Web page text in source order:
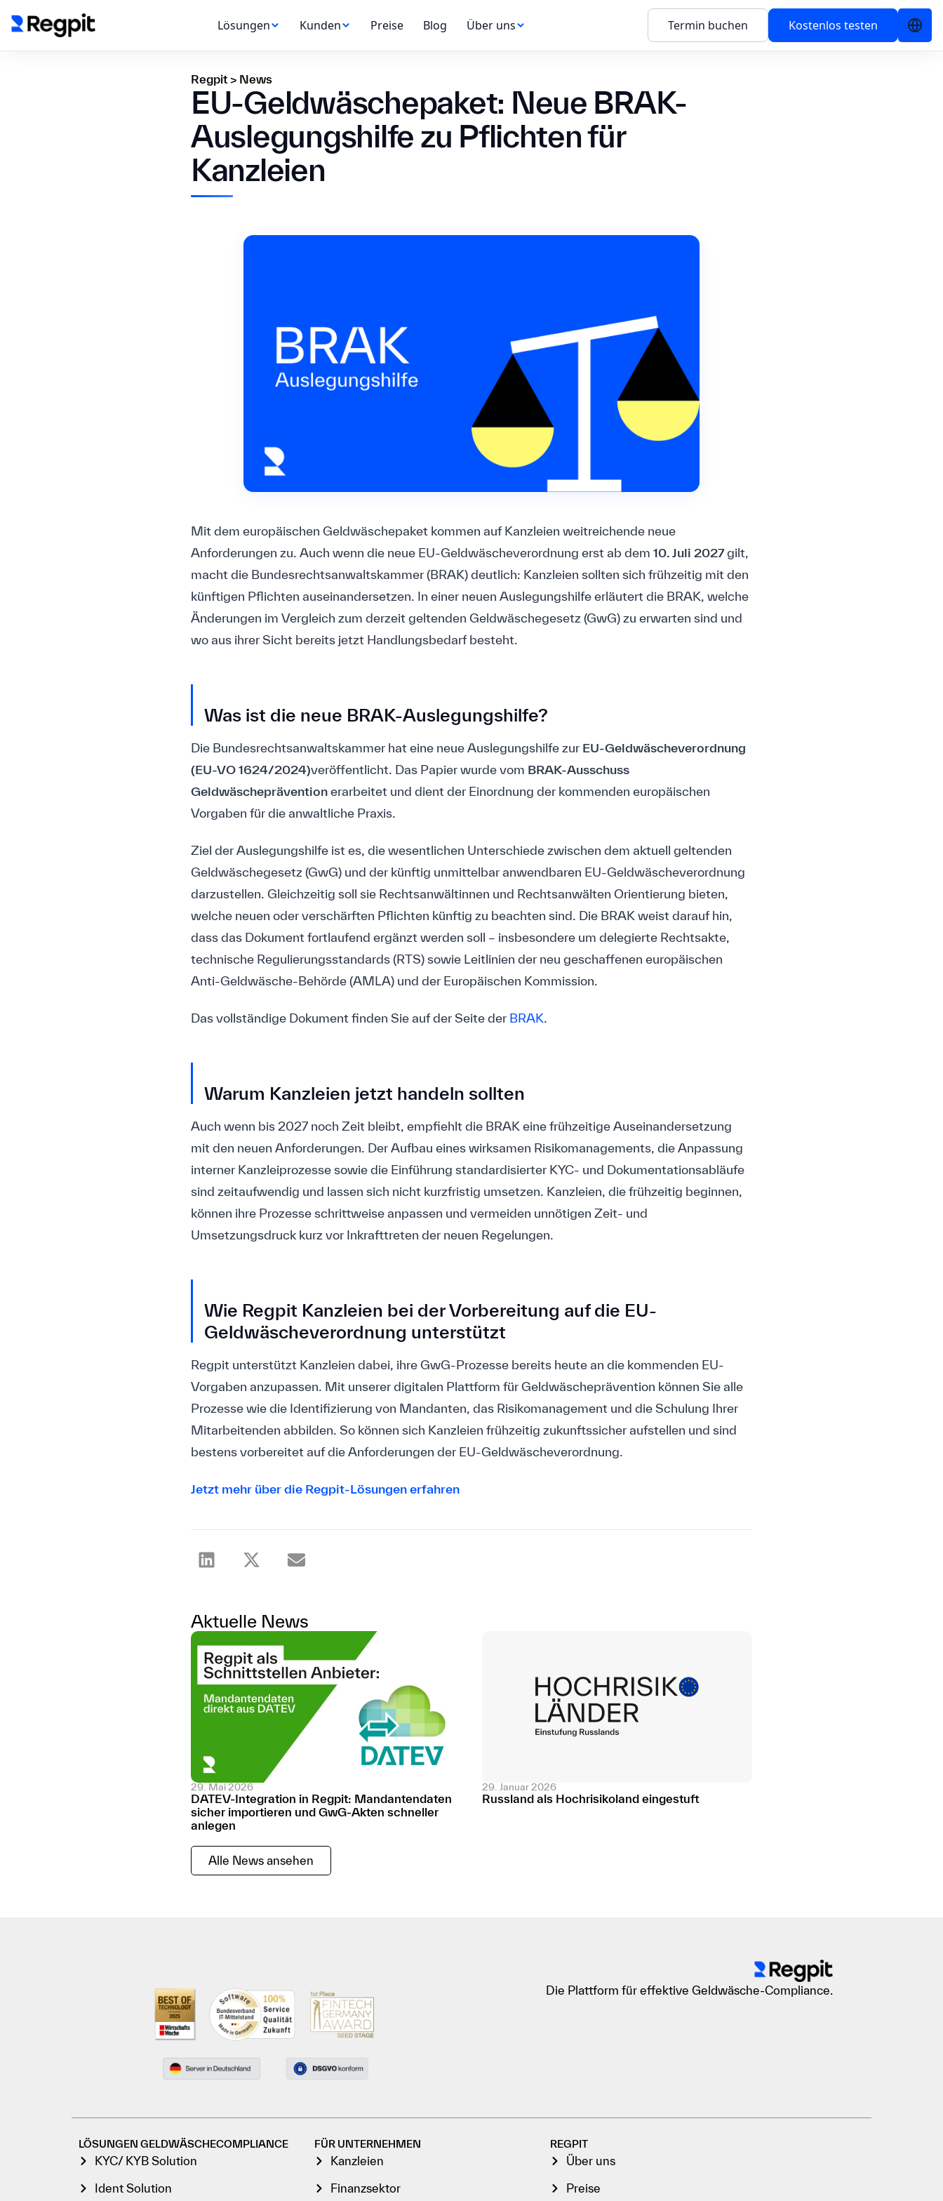
Lösungen Kunden Preise Blog Über uns Termin buchen Kostenlos testen
Regpit > News
EU-Geldwäschepaket: Neue BRAK-
Auslegungshilfe zu Pflichten für
Kanzleien
Mit dem europäischen Geldwäschepaket kommen auf Kanzleien weitreichende neue
Anforderungen zu. Auch wenn die neue EU-Geldwäscheverordnung erst ab dem 10. Juli 2027gilt,
macht die Bundesrechtsanwaltskammer (BRAK) deutlich: Kanzleien sollten sich frühzeitig mit den
künftigen Pflichten auseinandersetzen. In einer neuen Auslegungshilfe erläutert die BRAK, welche
Änderungen im Vergleich zum derzeit geltenden Geldwäschegesetz (GwG) zu erwarten sind und
wo aus ihrer Sicht bereits jetzt Handlungsbedarf besteht.
Was ist die neue BRAK-Auslegungshilfe?
Die Bundesrechtsanwaltskammer hat eine neue Auslegungshilfe zur EU-Geldwäscheverordnung
(EU-VO 1624/2024)veröffentlicht. Das Papier wurde vom BRAK-Ausschuss
Geldwäschepräventionerarbeitet und dient der Einordnung der kommenden europäischen
Vorgaben für die anwaltliche Praxis.
Ziel der Auslegungshilfe ist es, die wesentlichen Unterschiede zwischen dem aktuell geltenden
Geldwäschegesetz (GwG) und der künftig unmittelbar anwendbaren EU-Geldwäscheverordnung
darzustellen. Gleichzeitig soll sie Rechtsanwältinnen und Rechtsanwälten Orientierung bieten,
welche neuen oder verschärften Pflichten künftig zu beachten sind. Die BRAK weist darauf hin,
dass das Dokument fortlaufend ergänzt werden soll – insbesondere um delegierte Rechtsakte,
technische Regulierungsstandards (RTS) sowie Leitlinien der neu geschaffenen europäischen
Anti-Geldwäsche-Behörde (AMLA) und der Europäischen Kommission.
Das vollständige Dokument finden Sie auf der Seite der BRAK.
Warum Kanzleien jetzt handeln sollten
Auch wenn bis 2027 noch Zeit bleibt, empfiehlt die BRAK eine frühzeitige Auseinandersetzung
mit den neuen Anforderungen. Der Aufbau eines wirksamen Risikomanagements, die Anpassung
interner Kanzleiprozesse sowie die Einführung standardisierter KYC- und Dokumentationsabläufe
sind zeitaufwendig und lassen sich nicht kurzfristig umsetzen. Kanzleien, die frühzeitig beginnen,
können ihre Prozesse schrittweise anpassen und vermeiden unnötigen Zeit- und
Umsetzungsdruck kurz vor Inkrafttreten der neuen Regelungen.
Wie Regpit Kanzleien bei der Vorbereitung auf die EU-
Geldwäscheverordnung unterstützt
Regpit unterstützt Kanzleien dabei, ihre GwG-Prozesse bereits heute an die kommenden EU-
Vorgaben anzupassen. Mit unserer digitalen Plattform für Geldwäscheprävention können Sie alle
Prozesse wie die Identifizierung von Mandanten, das Risikomanagement und die Schulung Ihrer
Mitarbeitenden abbilden. So können sich Kanzleien frühzeitig zukunftssicher aufstellen und sind
bestens vorbereitet auf die Anforderungen der EU-Geldwäscheverordnung.
Jetzt mehr über die Regpit-Lösungen erfahren
Aktuelle News
29. Mai 2026
DATEV-Integration in Regpit: Mandantendaten
sicher importieren und GwG-Akten schneller
anlegen
29. Januar 2026
Russland als Hochrisikoland eingestuft
Alle News ansehen
Die Plattform für effektive Geldwäsche-Compliance.
LÖSUNGEN GELDWÄSCHECOMPLIANCE
KYC/ KYB Solution
Ident Solution
FÜR UNTERNEHMEN
Kanzleien
Finanzsektor
REGPIT
Über uns
Preise